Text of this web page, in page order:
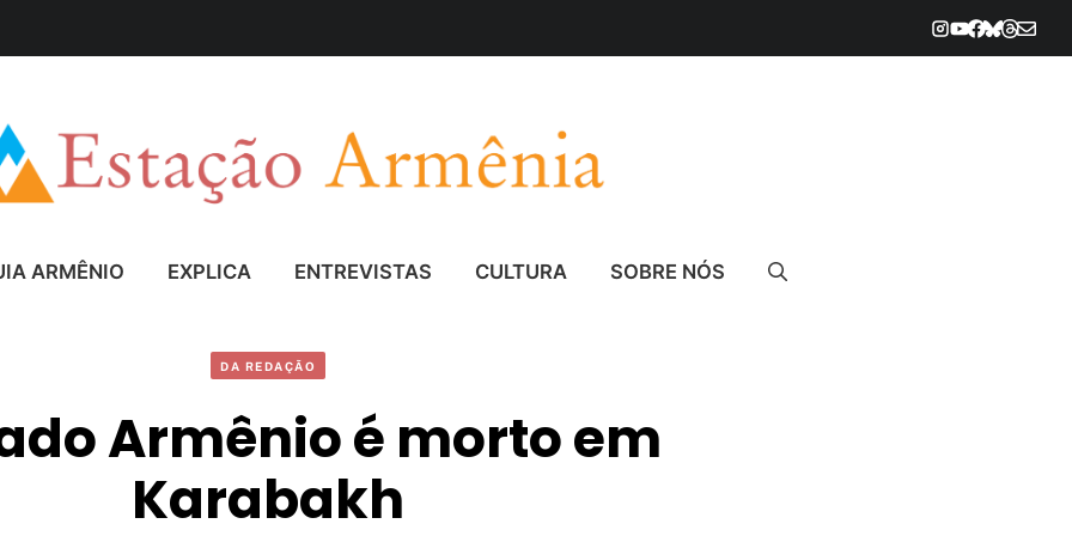
ARMÊNIO EXPLICA ENTREVISTAS CULTURA SOBRE NÓS
DA REDAÇÃO
Armênio é morto em
Karabakh